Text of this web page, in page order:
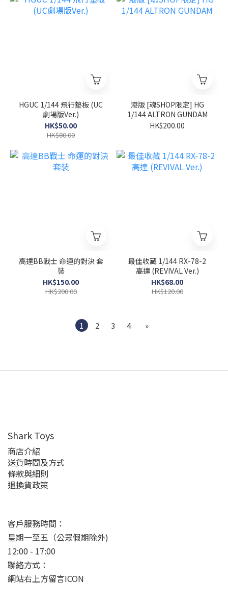
HGUC 1/144 飛行墊板 (UC
劇場版Ver.)
HK$50.00
HK$80.00
港版 [魂SHOP限定] HG
1/144 ALTRON GUNDAM
HK$200.00
高達BB戰士 命運的對決 套
裝
HK$150.00
HK$200.00
最佳收藏 1/144 RX-78-2
高達 (REVIVAL Ver.)
HK$68.00
HK$120.00
1 2 3 4 »
Shark Toys
商店介紹
送貨時間及方式
條款與細則
退換貨政策
客戶服務時間：
星期一至五（公眾假期除外)
12:00 - 17:00
聯絡方式：
網站右上方留言ICON